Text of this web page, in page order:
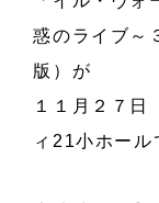
惑のライブ～
版）が
１１月２７
ィ21小ホール